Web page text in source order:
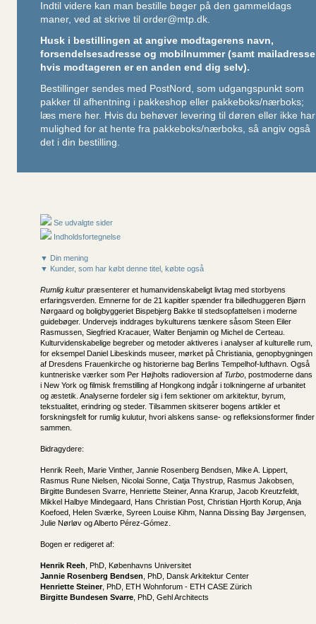
Indtil videre kan man bestille bøger på den gammeldags
maner, ved at skrive til order@mtp.dk.
Husk i bestillingen at angive modtagerens navn,
forsendelsesadresse og mobilnummer (samt mailadresse
hvis modtageren er en anden end dig selv).
Bestillinger sendes med PostNord, som udgangspunkt som
pakker til afhentning i pakkeshop eller pakkeboks/nærboks;
læs mere her. Hvis du behøver levering til døren eller ikke har
mulighed for at hente fra pakkeboks/nærboks, så angiv også
det i din bestilling.
Se udvalgte sider
Indholdsfortegnelse
▼ Din mening
▼ Kunder, som har købt denne titel, købte også
Rumlig kultur præsenterer et humanvidenskabeligt livtag med storbyens
erfaringsverden. Emnerne for de 21 kapitler spænder fra billedhuggeren Bjørn
Nørgaard og boligbyggeriet Bispebjerg Bakke til stedsopfattelsen i moderne
guidebøger. Undervejs inddrages bykulturens tænkere såsom Steen Eiler
Rasmussen, Siegfried Kracauer, Walter Benjamin og Michel de Certeau.
Kulturvidenskabelige begreber og metoder aktiveres i analyser af kulturelle rum,
for eksempel Daniel Libeskinds museer, mørket på Christiania, genopbygningen
af Dresdens Frauenkirche og historierne bag Berlins Tempelhof-lufthavn. Også
kuntneriske værker som Per Højholts radioversion af Turbo , postmoderne dans
i New York og filmisk fremstilling af Hongkong indgår i tolkningerne af urbanitet
og æstetik. Analyserne fordeler sig i fem sektioner om arkitektur, byrum,
tekstualitet, erindring og steder. Tilsammen skitserer bogens artikler et
forskningsfelt for rumlig kulutur, hvori alskens sanse- og refleksionsformer finder
sammen.
Bidragydere:
Henrik Reeh, Marie Vinther, Jannie Rosenberg Bendsen, Mike A. Lippert,
Rasmus Rune Nielsen, Nicolai Sonne, Catja Thystrup, Rasmus Jakobsen,
Birgitte Bundesen Svarre, Henriette Steiner, Anna Krarup, Jacob Kreutzfeldt,
Mikkel Halbye Mindegaard, Hans Christian Post, Christian Hjorth Korup, Anja
Koefoed, Helen Sværke, Syreen Louise Kihm, Nanna Dissing Bay Jørgensen,
Julie Nørløv og Alberto Pérez-Gómez.
Bogen er redigeret af:
Henrik Reeh , PhD, Københavns Universitet
Jannie Rosenberg Bendsen , PhD, Dansk Arkitektur Center
Henriette Steiner, PhD, ETH Wohnforum - ETH CASE Zürich
Birgitte Bundesen Svarre , PhD, Gehl Architects